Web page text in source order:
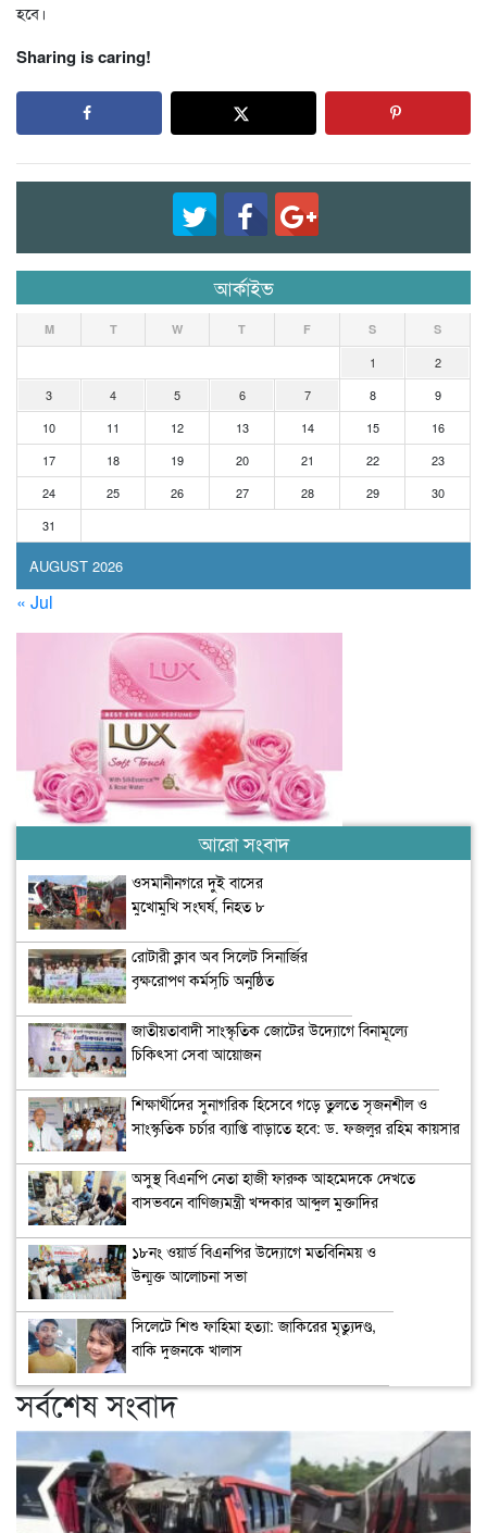
হবে।
Sharing is caring!
আর্কাইভ
AUGUST 2026
M T W T F S S
1
2
3
4 5 6 7 8
9
10
11 12 13 14 15
16
17
18 19 20 21 22
23
24
25 26 27 28 29
30
31
« Jul
আরো সংবাদ
ওসমানীনগরে দুই বাসের
মুখোমুখি সংঘর্ষ, নিহত ৮
রোটারী ক্লাব অব সিলেট সিনার্জির
বৃক্ষরোপণ কর্মসূচি অনুষ্ঠিত
জাতীয়তাবাদী সাংস্কৃতিক জোটের উদ্যোগে বিনামূল্যে
চিকিৎসা সেবা আয়োজন
শিক্ষার্থীদের সুনাগরিক হিসেবে গড়ে তুলতে সৃজনশীল ও
সাংস্কৃতিক চর্চার ব্যাপ্তি বাড়াতে হবে: ড. ফজলুর রহিম কায়সার
অসুস্থ বিএনপি নেতা হাজী ফারুক আহমেদকে দেখতে
বাসভবনে বাণিজ্যমন্ত্রী খন্দকার আব্দুল মুক্তাদির
১৮নং ওয়ার্ড বিএনপির উদ্যোগে মতবিনিময় ও
উন্মুক্ত আলোচনা সভা
সিলেটে শিশু ফাহিমা হত্যা: জাকিরের মৃত্যুদণ্ড,
বাকি দুজনকে খালাস
সর্বশেষ সংবাদ